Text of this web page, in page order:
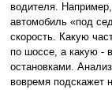
водителя.
автомобиль «под
скорость. Какую
по шоссе, а какую -
остановками.
вовремя подскажет